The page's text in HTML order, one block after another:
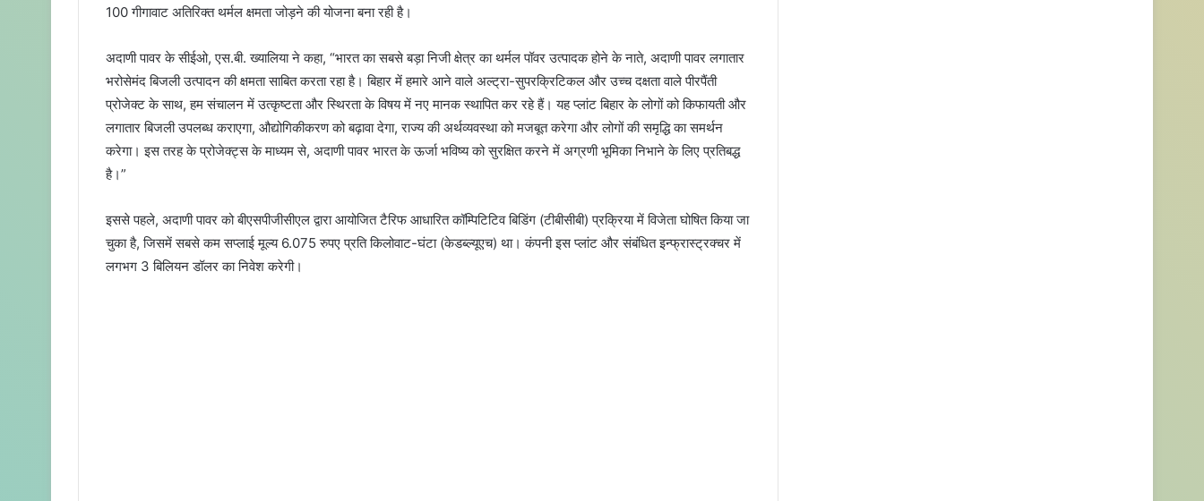
100 गीगावाट अतिरिक्त थर्मल क्षमता जोड़ने की योजना बना रही है।
अदाणी पावर के सीईओ, एस.बी. ख्यालिया ने कहा, “भारत का सबसे बड़ा निजी क्षेत्र का थर्मल पॉवर उत्पादक होने के नाते, अदाणी पावर लगातार
भरोसेमंद बिजली उत्पादन की क्षमता साबित करता रहा है। बिहार में हमारे आने वाले अल्ट्रा-सुपरक्रिटिकल और उच्च दक्षता वाले पीरपैंती
प्रोजेक्ट के साथ, हम संचालन में उत्कृष्टता और स्थिरता के विषय में नए मानक स्थापित कर रहे हैं। यह प्लांट बिहार के लोगों को किफायती और
लगातार बिजली उपलब्ध कराएगा, औद्योगिकीकरण को बढ़ावा देगा, राज्य की अर्थव्यवस्था को मजबूत करेगा और लोगों की समृद्धि का समर्थन
करेगा। इस तरह के प्रोजेक्ट्स के माध्यम से, अदाणी पावर भारत के ऊर्जा भविष्य को सुरक्षित करने में अग्रणी भूमिका निभाने के लिए प्रतिबद्ध
है।”
इससे पहले, अदाणी पावर को बीएसपीजीसीएल द्वारा आयोजित टैरिफ आधारित कॉम्पिटिटिव बिडिंग (टीबीसीबी) प्रक्रिया में विजेता घोषित किया जा
चुका है, जिसमें सबसे कम सप्लाई मूल्य 6.075 रुपए प्रति किलोवाट-घंटा (केडब्ल्यूएच) था। कंपनी इस प्लांट और संबंधित इन्फ्रास्ट्रक्चर में
लगभग 3 बिलियन डॉलर का निवेश करेगी।